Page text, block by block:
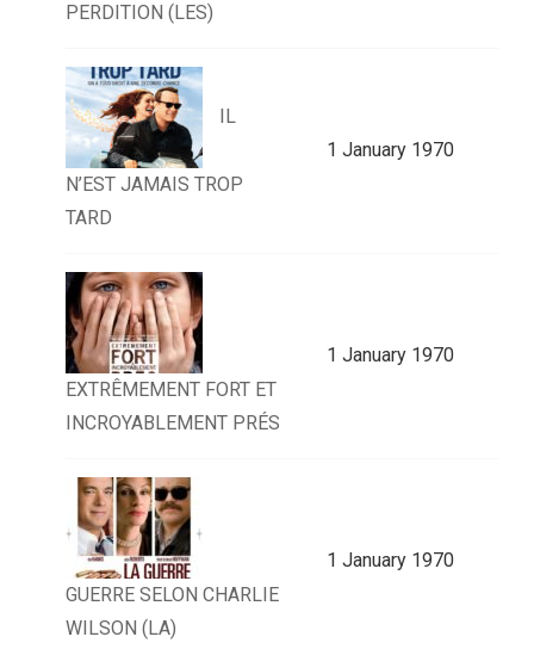
PERDITION (LES)
IL
N’EST JAMAIS TROP
TARD
1 January 1970
EXTRÊMEMENT FORT ET
INCROYABLEMENT PRÉS
1 January 1970
GUERRE SELON CHARLIE
WILSON (LA)
1 January 1970